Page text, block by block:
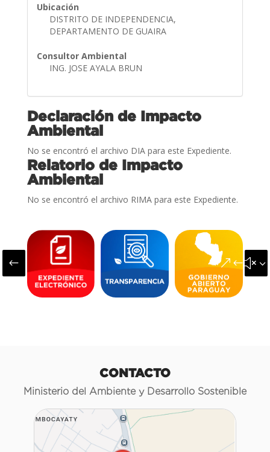
Ubicación
DISTRITO DE INDEPENDENCIA,
DEPARTAMENTO DE GUAIRA
Consultor Ambiental
ING. JOSE AYALA BRUN
Declaración de Impacto
Ambiental
No se encontró el archivo DIA para este Expediente.
Relatorio de Impacto
Ambiental
No se encontró el archivo RIMA para este Expediente.
#
CONTACTO
Ministerio del Ambiente y Desarrollo Sostenible